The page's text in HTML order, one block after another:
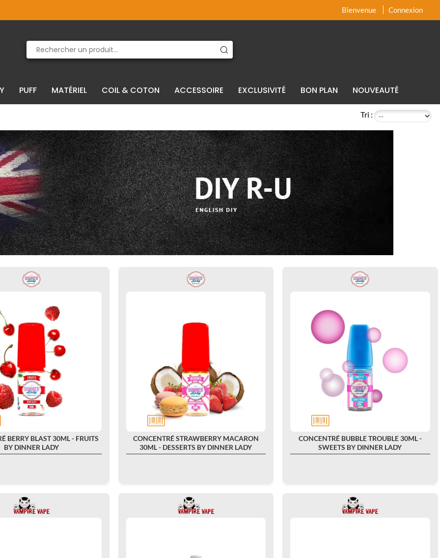
Bienvenue Connexion
PUFF MATÉRIEL COIL & COTON ACCESSOIRE EXCLUSIVITÉ BON PLAN NOUVEAUTÉ
Tri :
BERRY BLAST 30ML - FRUITS
BY DINNER LADY
CONCENTRÉ STRAWBERRY MACARON
30ML - DESSERTS BY DINNER LADY
CONCENTRÉ BUBBLE TROUBLE 30ML -
SWEETS BY DINNER LADY
xx